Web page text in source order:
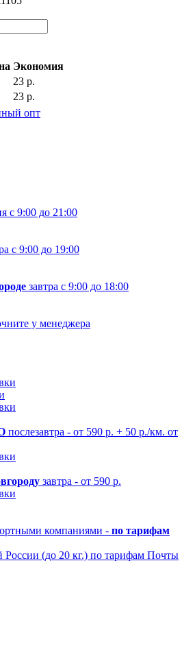
Экономия
23 р.
23 р.
опт
с 9:00 до 21:00
с 9:00 до 19:00
завтра с 9:00 до 18:00
у менеджера
послезавтра - от 590 р. + 50 р./км. от
завтра - от 590 р.
компаниями - по тарифам
России (до 20 кг.) по тарифам Почты